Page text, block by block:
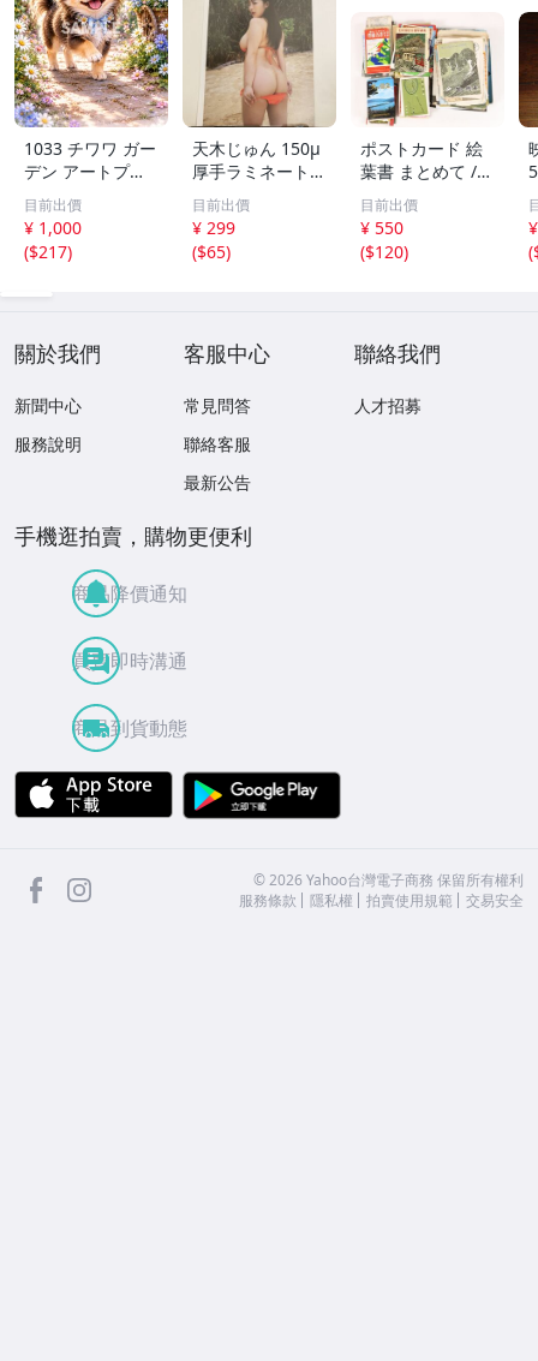
1033 チワワ ガー
デン アートプリ
ント 2L判 水彩画
風 犬 フラワー イ
ンテリア
目前出價
¥ 1,000
($217)
天木じゅん 150μ
厚手ラミネート加
工 6ページ 写真
集 SSS グラビア
切り抜き まとめ
て発送承ります。
目前出價
¥ 299
($65)
ポストカード 絵
葉書 まとめて /
大量 / アジア / 写
真 / 文化 / 観光 /
旅行 / はがき / 現
状品
目前出價
¥ 550
($120)
(
關於我們
新聞中心
服務說明
客服中心
常見問答
聯絡客服
最新公告
聯絡我們
人才招募
手機逛拍賣，購物更便利
商品降價通知
買賣即時溝通
商品到貨動態
APP Store
facebook ©2026 Yahoo台灣電子商務 保留所有權利
服務條款
隱私權 拍賣使用規範 交易安全